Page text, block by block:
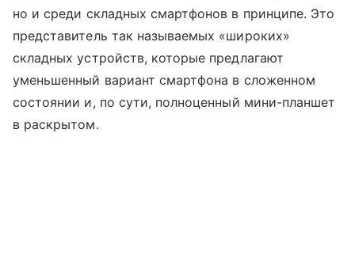
но и среди складных смартфонов в принципе. Это
представитель так называемых «широких»
складных устройств, которые предлагают
уменьшенный вариант смартфона в сложенном
состоянии и, по сути, полноценный мини-планшет
в раскрытом.